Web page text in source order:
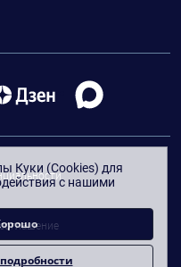
Куки (Cookies) для
с нашими